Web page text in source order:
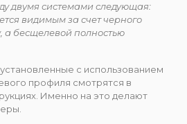
двумя системами следующая:
видимым за счет черного
а бесщелевой полностью
с использованием
профиля смотрятся в
Именно на это делают